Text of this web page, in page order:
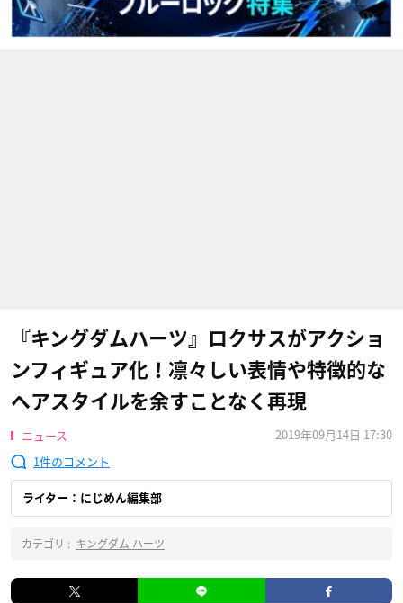
『キングダムハーツ』ロクサスがアクショ
ンフィギュア化！凛々しい表情や特徴的な
ヘアスタイルを余すことなく再現
ニュース
2019年09月14日 17:30
1
ライター：にじめん編集部
カテゴリ : キングダム ハーツ